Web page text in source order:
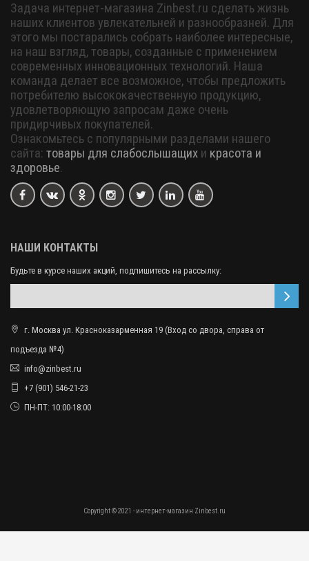
Задача интернет-магазина Zinbest.ru сделать жизнь
наших клиентов увлекательней и разнообразней. Для
этого мы постарались собрать наиболее интересные,
на наш взгляд, товары, созданные с применением
современных инновационных технологий. Наша
команда делает все возможное, чтобы предложить
потребителю высококачественную продукцию,
удовлетворяющую запросам даже очень
придирчивых покупателей.
Ознакомьтесь с популярными разделами нашего
сайта: товары для слабослышащих и красота и
здоровье.
НАШИ КОНТАКТЫ
Будьте в курсе наших акций, подпишитесь на рассылку:
г. Москва ул. Красноказарменная 19 (Вход со двора, справа от
подъезда №4)
info@zinbest.ru
+7 (901) 546-21-23
ПН-ПТ: 10:00-18:00
Copyright © 2021 - интернет-магазин Zinbest.ru